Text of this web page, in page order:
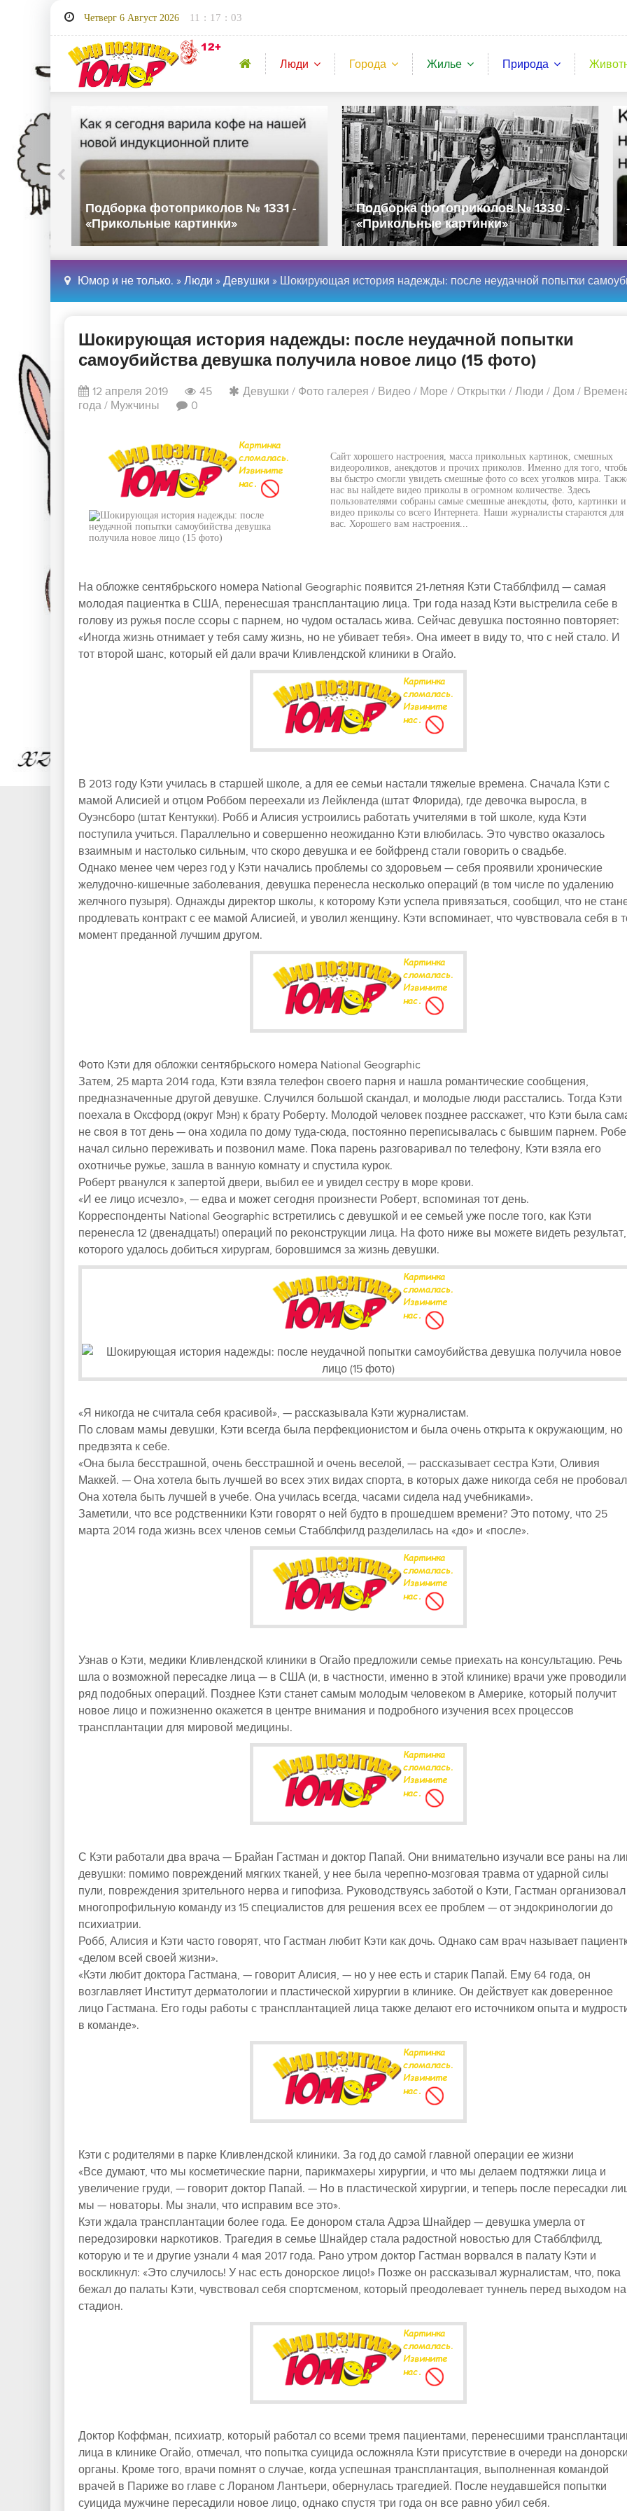
Четверг 6 Август 2026 11 : 17 : 04
Люди Города Жилье Природа
Подборка фотоприколов № 1331 -
«Прикольные картинки»
Подборка фотоприколов № 1330 -
«Прикольные картинки»
Юмор и не только. » Люди » Девушки » Шокирующая история надежды: после неудачной попытки самоубийства девушка получила новое лицо (15
Шокирующая история надежды: после неудачной попытки
самоубийства девушка получила новое лицо (15 фото)
12 апреля 2019 45 Девушки / Фото галерея / Видео / Море / Открытки / Люди / Дом /
года / Мужчины 0
Сайт хорошего настроения, масса прикольных картинок, смешных
видеороликов, анекдотов и прочих приколов. Именно для того,
вы быстро смогли увидеть смешные фото со всех уголков мира.
нас вы найдете видео приколы в огромном количестве. Здесь
пользователями собраны самые смешные анекдоты, фото, картинки и
видео приколы со всего Интернета. Наши журналисты стараются для
вас. Хорошего вам настроения...
На обложке сентябрьского номера National Geographic появится 21-летняя Кэти Стабблфилд — самая
молодая пациентка в США, перенесшая трансплантацию лица. Три года назад Кэти выстрелила себе в
голову из ружья после ссоры с парнем, но чудом осталась жива. Сейчас девушка постоянно повторяет:
«Иногда жизнь отнимает у тебя саму жизнь, но не убивает тебя». Она имеет в виду то, что с ней стало. И
тот второй шанс, который ей дали врачи Кливлендской клиники в Огайо.
В 2013 году Кэти училась в старшей школе, а для ее семьи настали тяжелые времена. Сначала Кэти с
мамой Алисией и отцом Роббом переехали из Лейкленда (штат Флорида), где девочка выросла, в
Оуэнсборо (штат Кентукки). Робб и Алисия устроились работать учителями в той школе, куда Кэти
поступила учиться. Параллельно и совершенно неожиданно Кэти влюбилась. Это чувство оказалось
взаимным и настолько сильным, что скоро девушка и ее бойфренд стали говорить о свадьбе.
Однако менее чем через год у Кэти начались проблемы со здоровьем — себя проявили хронические
желудочно-кишечные заболевания, девушка перенесла несколько операций (в том числе по удалению
желчного пузыря). Однажды директор школы, к которому Кэти успела привязаться, сообщил, что не
продлевать контракт с ее мамой Алисией, и уволил женщину. Кэти вспоминает, что чувствовала себя в
момент преданной лучшим другом.
Фото Кэти для обложки сентябрьского номера National Geographic
Затем, 25 марта 2014 года, Кэти взяла телефон своего парня и нашла романтические сообщения,
предназначенные другой девушке. Случился большой скандал, и молодые люди расстались. Тогда Кэти
поехала в Оксфорд (округ Мэн) к брату Роберту. Молодой человек позднее расскажет, что Кэти была
не своя в тот день — она ходила по дому туда-сюда, постоянно переписывалась с бывшим парнем.
начал сильно переживать и позвонил маме. Пока парень разговаривал по телефону, Кэти взяла его
охотничье ружье, зашла в ванную комнату и спустила курок.
Роберт рванулся к запертой двери, выбил ее и увидел сестру в море крови.
«И ее лицо исчезло», — едва и может сегодня произнести Роберт, вспоминая тот день.
Корреспонденты National Geographic встретились с девушкой и ее семьей уже после того, как Кэти
перенесла 12 (двенадцать!) операций по реконструкции лица. На фото ниже вы можете видеть результат,
которого удалось добиться хирургам, боровшимся за жизнь девушки.
«Я никогда не считала себя красивой», — рассказывала Кэти журналистам.
По словам мамы девушки, Кэти всегда была перфекционистом и была очень открыта к окружающим, но
предвзята к себе.
«Она была бесстрашной, очень бесстрашной и очень веселой, — рассказывает сестра Кэти, Оливия
Маккей. — Она хотела быть лучшей во всех этих видах спорта, в которых даже никогда себя не
Она хотела быть лучшей в учебе. Она училась всегда, часами сидела над учебниками».
Заметили, что все родственники Кэти говорят о ней будто в прошедшем времени? Это потому, что 25
марта 2014 года жизнь всех членов семьи Стабблфилд разделилась на «до» и «после».
Узнав о Кэти, медики Кливлендской клиники в Огайо предложили семье приехать на консультацию. Речь
шла о возможной пересадке лица — в США (и, в частности, именно в этой клинике) врачи уже проводили
ряд подобных операций. Позднее Кэти станет самым молодым человеком в Америке, который получит
новое лицо и пожизненно окажется в центре внимания и подробного изучения всех процессов
трансплантации для мировой медицины.
С Кэти работали два врача — Брайан Гастман и доктор Папай. Они внимательно изучали все раны на
девушки: помимо повреждений мягких тканей, у нее была черепно-мозговая травма от ударной силы
пули, повреждения зрительного нерва и гипофиза. Руководствуясь заботой о Кэти, Гастман организовал
многопрофильную команду из 15 специалистов для решения всех ее проблем — от эндокринологии до
психиатрии.
Робб, Алисия и Кэти часто говорят, что Гастман любит Кэти как дочь. Однако сам врач называет
«делом всей своей жизни».
«Кэти любит доктора Гастмана, — говорит Алисия, — но у нее есть и старик Папай. Ему 64 года, он
возглавляет Институт дерматологии и пластической хирургии в клинике. Он действует как доверенное
лицо Гастмана. Его годы работы с трансплантацией лица также делают его источником опыта и
в команде».
Кэти с родителями в парке Кливлендской клиники. За год до самой главной операции ее жизни
«Все думают, что мы косметические парни, парикмахеры хирургии, и что мы делаем подтяжки лица и
увеличение груди, — говорит доктор Папай. — Но в пластической хирургии, и теперь после пересадки
мы — новаторы. Мы знали, что исправим все это».
Кэти ждала трансплантации более года. Ее донором стала Адрэа Шнайдер — девушка умерла от
передозировки наркотиков. Трагедия в семье Шнайдер стала радостной новостью для Стабблфилд,
которую и те и другие узнали 4 мая 2017 года. Рано утром доктор Гастман ворвался в палату Кэти и
воскликнул: «Это случилось! У нас есть донорское лицо!» Позже он рассказывал журналистам, что, пока
бежал до палаты Кэти, чувствовал себя спортсменом, который преодолевает туннель перед выходом на
стадион.
Доктор Коффман, психиатр, который работал со всеми тремя пациентами, перенесшими
лица в клинике Огайо, отмечал, что попытка суицида осложняла Кэти присутствие в очереди на
органы. Кроме того, врачи помнят о случае, когда успешная трансплантация, выполненная командой
врачей в Париже во главе с Лораном Лантьери, обернулась трагедией. После неудавшейся попытки
суицида мужчине пересадили новое лицо, однако спустя три года он все равно убил себя.